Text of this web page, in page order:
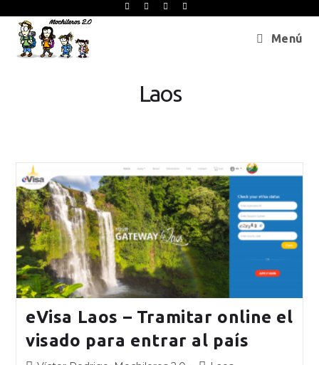
Menú
Laos
eVisa Laos – Tramitar online el
visado para entrar al país